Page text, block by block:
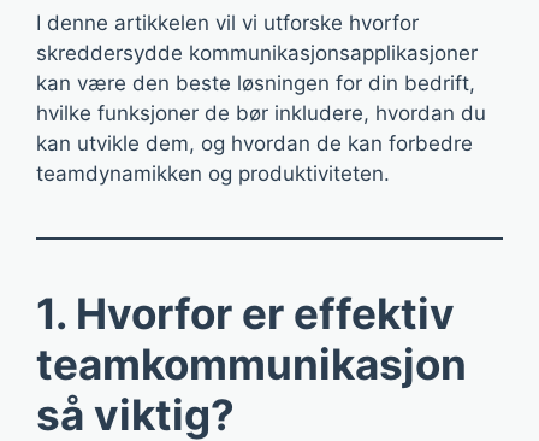
I denne artikkelen vil vi utforske hvorfor
skreddersydde kommunikasjonsapplikasjoner
kan være den beste løsningen for din bedrift,
hvilke funksjoner de bør inkludere, hvordan du
kan utvikle dem, og hvordan de kan forbedre
teamdynamikken og produktiviteten.
1. Hvorfor er effektiv
teamkommunikasjon
så viktig?